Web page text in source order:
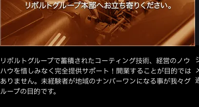
リボルトグループで蓄積されたコーティング技術、経営のノウ
ハウを惜しみなく完全提供サポート！開業することが目的では
ありません。未経験者が地域のナンバーワンになる事が我々グ
ループの目的です。